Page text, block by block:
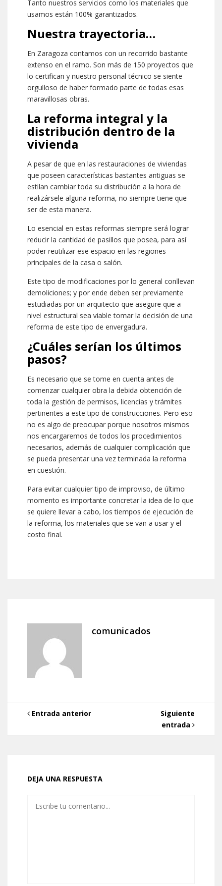
Tanto nuestros servicios como los materiales que
usamos están 100% garantizados.
Nuestra trayectoria…
En Zaragoza contamos con un recorrido bastante
extenso en el ramo. Son más de 150 proyectos que
lo certifican y nuestro personal técnico se siente
orgulloso de haber formado parte de todas esas
maravillosas obras.
La reforma integral y la
distribución dentro de la
vivienda
A pesar de que en las restauraciones de viviendas
que poseen características bastantes antiguas se
estilan cambiar toda su distribución a la hora de
realizársele alguna reforma, no siempre tiene que
ser de esta manera.
Lo esencial en estas reformas siempre será lograr
reducir la cantidad de pasillos que posea, para así
poder reutilizar ese espacio en las regiones
principales de la casa o salón.
Este tipo de modificaciones por lo general conllevan
demoliciones; y por ende deben ser previamente
estudiadas por un arquitecto que asegure que a
nivel estructural sea viable tomar la decisión de una
reforma de este tipo de envergadura.
¿Cuáles serían los últimos
pasos?
Es necesario que se tome en cuenta antes de
comenzar cualquier obra la debida obtención de
toda la gestión de permisos, licencias y trámites
pertinentes a este tipo de construcciones. Pero eso
no es algo de preocupar porque nosotros mismos
nos encargaremos de todos los procedimientos
necesarios, además de cualquier complicación que
se pueda presentar una vez terminada la reforma
en cuestión.
Para evitar cualquier tipo de improviso, de último
momento es importante concretar la idea de lo que
se quiere llevar a cabo, los tiempos de ejecución de
la reforma, los materiales que se van a usar y el
costo final.
comunicados
Entrada anterior
Siguiente
entrada
DEJA UNA RESPUESTA